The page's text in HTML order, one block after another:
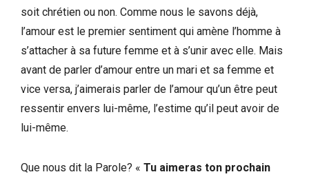
soit chrétien ou non. Comme nous le savons déjà,
l’amour est le premier sentiment qui amène l’homme à
s’attacher à sa future femme et à s’unir avec elle. Mais
avant de parler d’amour entre un mari et sa femme et
vice versa, j’aimerais parler de l’amour qu’un être peut
ressentir envers lui-même, l’estime qu’il peut avoir de
lui-même.
Que nous dit la Parole? « Tu aimeras ton prochain